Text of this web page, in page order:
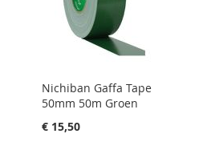
Nichiban Gaffa Tape
50mm 50m Groen
€ 15,50